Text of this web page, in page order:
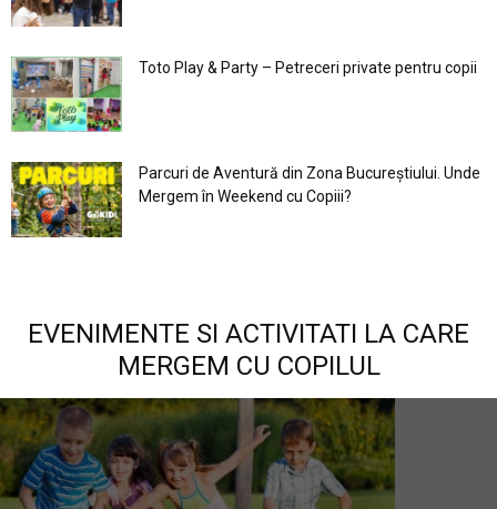
Toto Play & Party – Petreceri private pentru copii
Parcuri de Aventură din Zona Bucureştiului. Unde
Mergem în Weekend cu Copiii?
EVENIMENTE SI ACTIVITATI LA CARE
MERGEM CU COPILUL